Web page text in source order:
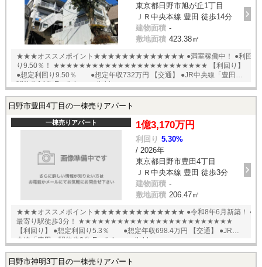
東京都日野市旭が丘1丁目
ＪＲ中央本線 豊田 徒歩14分
建物面積 -
敷地面積 423.38㎡
★★★オススメポイント★★★★★★★★★★★★★ ●満室稼働中！ ●利回
り9.50％！ ★★★★★★★★★★★★★★★★★★★★★★★★ 【利回り】
●想定利回り9.50％ ●想定年収732万円 【交通】 ●JR中央線「豊田」
駅徒歩14分 English available
日野市豊田4丁目の一棟売りアパート
一棟売りアパート 1億3,170万円
利回り 5.30%
/ 2026年
東京都日野市豊田4丁目
ＪＲ中央本線 豊田 徒歩3分
建物面積 -
敷地面積 206.47㎡
★★★オススメポイント★★★★★★★★★★★★★ ●令和8年6月新築！ ●
最寄り駅徒歩3分！ ★★★★★★★★★★★★★★★★★★★★★★★★
【利回り】 ●想定利回り5.3％ ●想定年収698.4万円 【交通】 ●JR中
央線「豊田」駅徒歩3分 English available
日野市神明3丁目の一棟売りアパート